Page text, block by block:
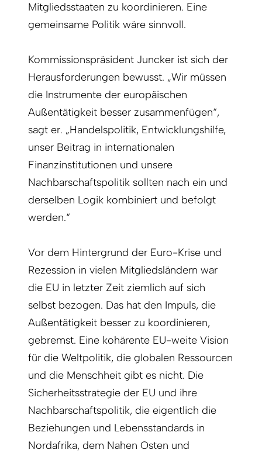
Mitgliedsstaaten zu koordinieren. Eine
gemeinsame Politik wäre sinnvoll.
Kommissionspräsident Juncker ist sich der
Herausforderungen bewusst. „Wir müssen
die Instrumente der europäischen
Außentätigkeit besser zusammenfügen“,
sagt er. „Handelspolitik, Entwicklungshilfe,
unser Beitrag in internationalen
Finanzinstitutionen und unsere
Nachbarschaftspolitik sollten nach ein und
derselben Logik kombiniert und befolgt
werden.“
Vor dem Hintergrund der Euro-Krise und
Rezession in vielen Mitgliedsländern war
die EU in letzter Zeit ziemlich auf sich
selbst bezogen. Das hat den Impuls, die
Außentätigkeit besser zu koordinieren,
gebremst. Eine kohärente EU-weite Vision
für die Weltpolitik, die globalen Ressourcen
und die Menschheit gibt es nicht. Die
Sicherheitsstrategie der EU und ihre
Nachbarschaftspolitik, die eigentlich die
Beziehungen und Lebensstandards in
Nordafrika, dem Nahen Osten und